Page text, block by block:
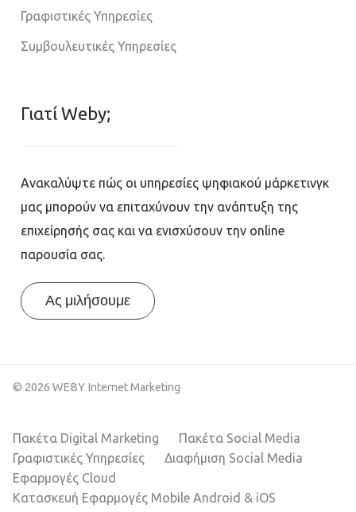
Γραφιστικές Υπηρεσίες
Συμβουλευτικές Υπηρεσίες
Γιατί Weby;
Ανακαλύψτε πώς οι υπηρεσίες ψηφιακού μάρκετινγκ
μας μπορούν να επιταχύνουν την ανάπτυξη της
επιχείρησής σας και να ενισχύσουν την online
παρουσία σας.
Ας μιλήσουμε
© 2026 WEBY Internet Marketing
Πακέτα Digital Marketing
Πακέτα Social Media
Γραφιστικές Υπηρεσίες
Διαφήμιση Social Media
Εφαρμογές Cloud
Κατασκευή Εφαρμογές Mobile Android & iOS